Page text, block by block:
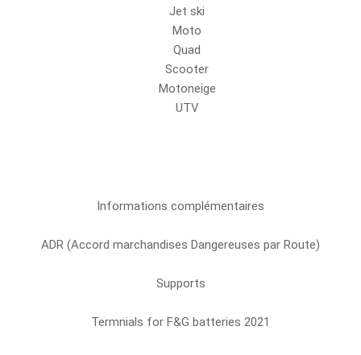
Jet ski
Moto
Quad
Scooter
Motoneige
UTV
Informations complémentaires
ADR (Accord marchandises Dangereuses par Route)
Supports
Termnials for F&G batteries 2021